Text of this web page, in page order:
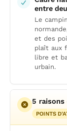
entre
Le
et des
plaît aux
libre et
urbain.
5 raisons
POINTS